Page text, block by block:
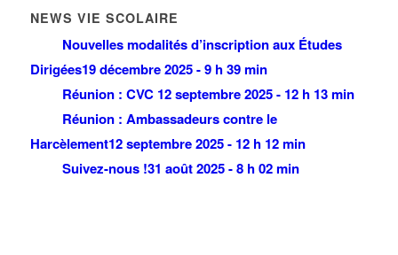
NEWS VIE SCOLAIRE
Nouvelles modalités d’inscription aux Études
Dirigées19 décembre 2025 - 9 h 39 min
Réunion : CVC 12 septembre 2025 - 12 h 13 min
Réunion : Ambassadeurs contre le
Harcèlement12 septembre 2025 - 12 h 12 min
Suivez-nous !31 août 2025 - 8 h 02 min